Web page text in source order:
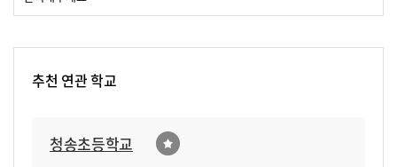
추천 연관 학교
청송초등학교